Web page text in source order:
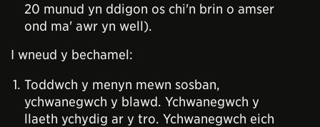
20 munud yn ddigon os chi'n brin o amser
ond ma' awr yn well).
I wneud y bechamel:
Toddwch y menyn mewn sosban,
ychwanegwch y blawd. Ychwanegwch y
llaeth ychydig ar y tro. Ychwanegwch eich